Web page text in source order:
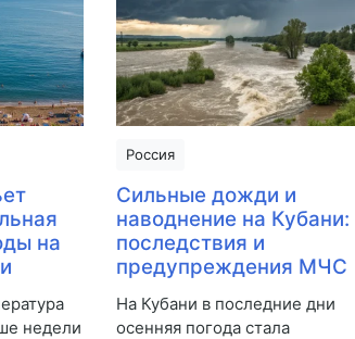
на
недели
Россия
Сильные дожди и
наводнение на Кубани:
последствия и
предупреждения МЧС
На Кубани в последние дни
осенняя погода стала